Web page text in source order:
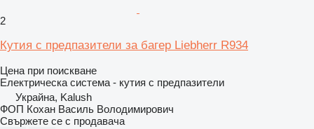
2
Кутия с предпазители за багер Liebherr R934
Цена при поискване
Електрическа система - кутия с предпазители
Украйна, Kalush
ФОП Кохан Василь Володимирович
Свържете се с продавача